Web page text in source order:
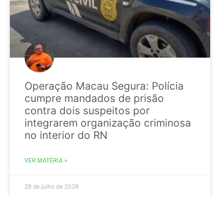
Operação Macau Segura: Polícia
cumpre mandados de prisão
contra dois suspeitos por
integrarem organização criminosa
no interior do RN
VER MATÉRIA »
28 de julho de 2026